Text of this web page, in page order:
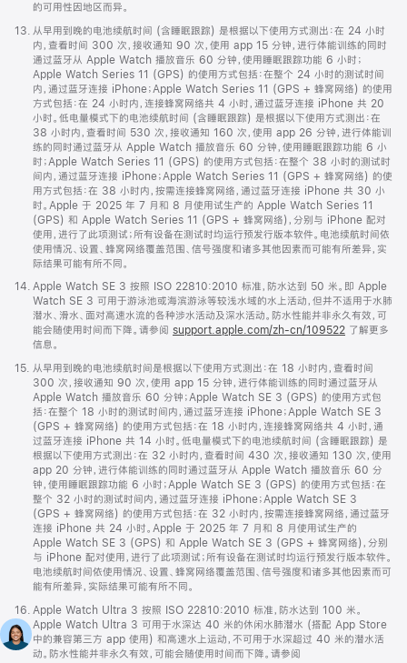
的可用性因地区而异。
脚
13.
从早用到晚的电池续航时间 (含睡眠跟踪) 是根据以下使用方式测出：在 24 小时
内，查看时间 300 次，接收通知 90 次，使用 app 15 分钟，进行体能训练的同时
通过蓝牙从 Apple Watch 播放音乐 60 分钟，使用睡眠跟踪功能 6 小时；
Apple Watch Series 11 (GPS) 的使用方式包括：在整个 24 小时的测试时间
内，通过蓝牙连接 iPhone；Apple Watch Series 11 (GPS + 蜂窝网络) 的使用
方式包括：在 24 小时内，连接蜂窝网络共 4 小时，通过蓝牙连接 iPhone 共 20
小时。低电量模式下的电池续航时间 (含睡眠跟踪) 是根据以下使用方式测出：在
38 小时内，查看时间 530 次，接收通知 160 次，使用 app 26 分钟，进行体能训
练的同时通过蓝牙从 Apple Watch 播放音乐 60 分钟，使用睡眠跟踪功能 6 小
时；Apple Watch Series 11 (GPS) 的使用方式包括：在整个 38 小时的测试时
间内，通过蓝牙连接 iPhone；Apple Watch Series 11 (GPS + 蜂窝网络) 的使
用方式包括：在 38 小时内，按需连接蜂窝网络，通过蓝牙连接 iPhone 共 30 小
时。Apple 于 2025 年 7 月和 8 月使用试生产的 Apple Watch Series 11
(GPS) 和 Apple Watch Series 11 (GPS + 蜂窝网络)，分别与 iPhone 配对
使用，进行了此项测试；所有设备在测试时均运行预发行版本软件。电池续航时间依
使用情况、设置、蜂窝网络覆盖范围、信号强度和诸多其他因素而可能有所差异，实
际结果可能有所不同。
脚
14. Apple Watch SE 3 按照 ISO 22810:2010 标准，防水达到 50 米。即 Apple
Watch SE 3 可用于游泳池或海滨游泳等较浅水域的水上活动，但并不适用于水肺
潜水、滑水、面对高速水流的各种涉水活动及深水活动。防水性能并非永久有效，可
能会随使用时间而下降。请参阅 support.apple.com/zh-cn/109522 了解更多
信息。
脚
15.
从早用到晚的电池续航时间是根据以下使用方式测出：在 18 小时内，查看时间
300 次，接收通知 90 次，使用 app 15 分钟，进行体能训练的同时通过蓝牙从
Apple Watch 播放音乐 60 分钟；Apple Watch SE 3 (GPS) 的使用方式包
括：在整个 18 小时的测试时间内，通过蓝牙连接 iPhone；Apple Watch SE 3
(GPS + 蜂窝网络) 的使用方式包括：在 18 小时内，连接蜂窝网络共 4 小时，通
过蓝牙连接 iPhone 共 14 小时。低电量模式下的电池续航时间 (含睡眠跟踪) 是
根据以下使用方式测出：在 32 小时内，查看时间 430 次，接收通知 130 次，使用
app 20 分钟，进行体能训练的同时通过蓝牙从 Apple Watch 播放音乐 60 分
钟，使用睡眠跟踪功能 6 小时；Apple Watch SE 3 (GPS) 的使用方式包括：在
整个 32 小时的测试时间内，通过蓝牙连接 iPhone；Apple Watch SE 3
(GPS + 蜂窝网络) 的使用方式包括：在 32 小时内，按需连接蜂窝网络，通过蓝牙
连接 iPhone 共 24 小时。Apple 于 2025 年 7 月和 8 月使用试生产的
Apple Watch SE 3 (GPS) 和 Apple Watch SE 3 (GPS + 蜂窝网络)，分别
与 iPhone 配对使用，进行了此项测试；所有设备在测试时均运行预发行版本软件。
电池续航时间依使用情况、设置、蜂窝网络覆盖范围、信号强度和诸多其他因素而可
能有所差异，实际结果可能有所不同。
脚
注
16.
Apple Watch Ultra 3 按照 ISO 22810:2010 标准，防水达到 100 米。
Apple Watch Ultra 3 可用于水深达 40 米的休闲水肺潜水 (搭配 App Store
中的兼容第三方 app 使用) 和高速水上运动，不可用于水深超过 40 米的潜水活
动。防水性能并非永久有效，可能会随使用时间而下降。请参阅